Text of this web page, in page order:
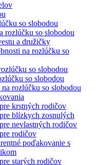
so slobodou
rozlúčku so slobodou
a družičky
na rozlúčku so
so slobodou
so slobodou
rozlúčku so slobodou
krstných rodičov
blízkych zosnulých
nevlastných rodičov
rodičov
poďakovanie s
starých rodičov